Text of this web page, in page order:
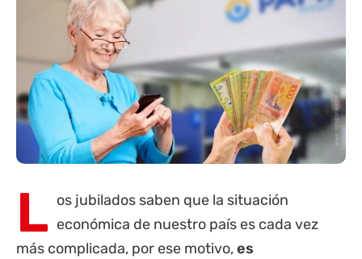
L os jubilados saben que la situación
económica de nuestro país es cada vez
más complicada, por ese motivo,es